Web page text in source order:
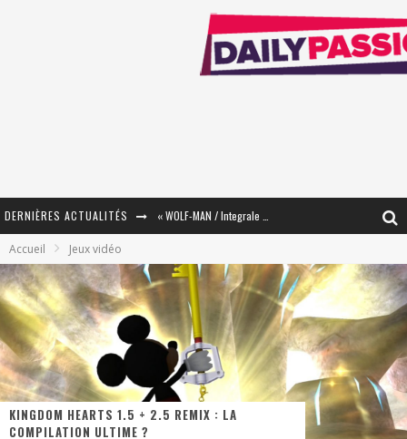
DERNIÈRES ACTUALITÉS
Star Fox
« MOFUSAND / Parler Japonais » – Des Expressions Pratiques !
Accueil Jeux vidéo
KINGDOM HEARTS 1.5 + 2.5 REMIX : LA
COMPILATION ULTIME ?